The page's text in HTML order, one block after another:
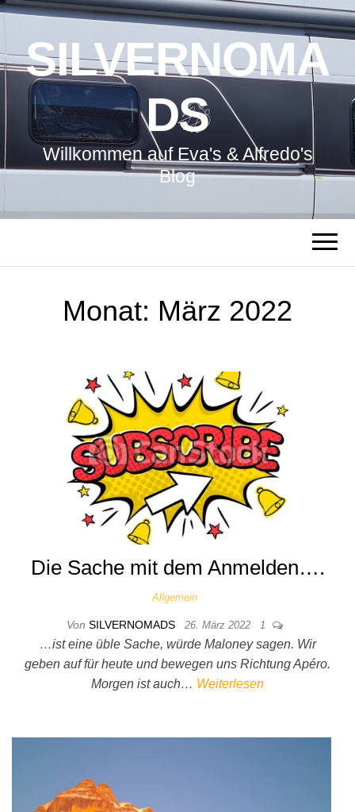
SILVERNOMA
DS
Willkommen auf Eva's & Alfredo's
Blog
Monat: März 2022
Die Sache mit dem Anmelden….
Allgemein
Von SILVERNOMADS 26. März 2022 1
…ist eine üble Sache, würde Maloney sagen. Wir
geben auf für heute und bewegen uns Richtung Apéro.
Morgen ist auch… Weiterlesen